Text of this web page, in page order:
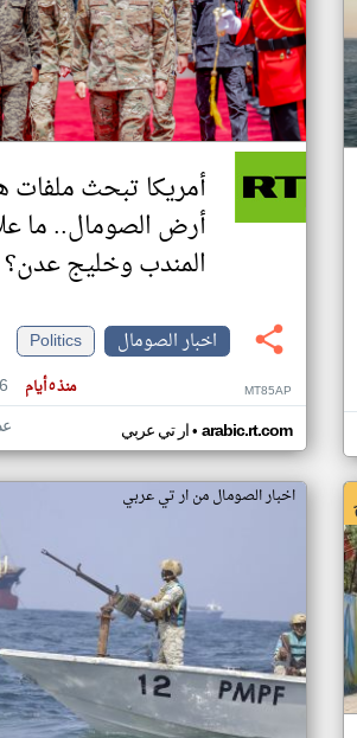
أمريكا تبحث ملفات
أرض الصومال.. ما
المندب وخليج عدن؟
اخبار الصومال
Politics
منذ ٥ أيام MT85AP
ار تي عربي• arabic.rt.com
اخبار الصومال من ار تي عربي